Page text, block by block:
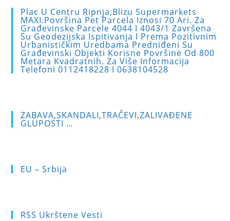
Plac U Centru Ripnja,blizu Supermarkets
MAXI.Površina Pet Parcela Iznosi 70 Ari. Za
Građevinske Parcele 4044 I 4043/1 Završena
Su Geodezijska Ispitivanja I Prema Pozitivnim
Urbanističkim Uredbama Predniđeni Su
Građevinski Objekti Korisne Površine Od 800
Metara Kvadratnih. Za Više Informacija
Telefoni 0112418228 I 0638104528
ZABAVA,SKANDALI,TRAČEVI,ZALIVAĐENE
GLUPOSTI …
EU – Srbija
RSS Ukrštene Vesti